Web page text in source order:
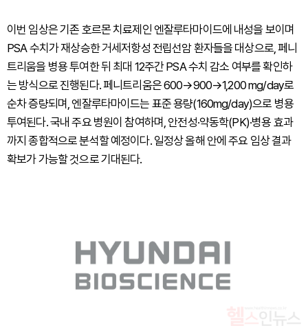
이번 임상은 기존 호르몬 치료제인 엔잘루타마이드에 내성을 보이며
PSA 수치가 재상승한 거세저항성 전립선암 환자들을 대상으로, 페니
트리움을 병용 투여한 뒤 최대 12주간 PSA 수치 감소 여부를 확인하
는 방식으로 진행된다. 페니트리움은 600→900→1,200 mg/day로
순차 증량되며, 엔잘루타마이드는 표준 용량(160mg/day)으로 병용
투여된다. 국내 주요 병원이 참여하며, 안전성·약동학(PK)·병용 효과
까지 종합적으로 분석할 예정이다. 일정상 올해 안에 주요 임상 결과
확보가 가능할 것으로 기대된다.